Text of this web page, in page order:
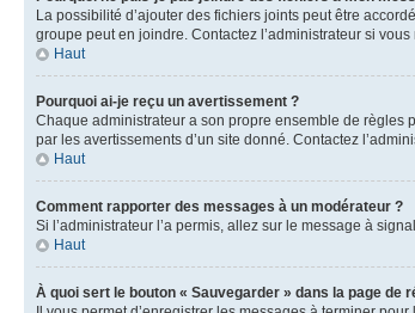
La possibilité d’ajouter des fichiers joints peut être
groupe peut en joindre. Contactez l’administrateur si
Haut
Pourquoi ai-je reçu un avertissement ?
Chaque administrateur a son propre ensemble de règles
par les avertissements d’un site donné. Contactez
Haut
Comment rapporter des messages à un modérateur ?
Si l’administrateur l’a permis, allez sur le message à
Haut
À quoi sert le bouton « Sauvegarder » dans la page de